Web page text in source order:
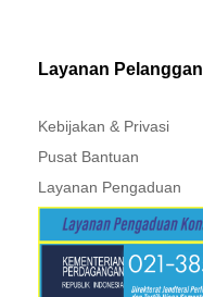
Layanan Pelanggan
Kebijakan & Privasi
Pusat Bantuan
Layanan Pengaduan